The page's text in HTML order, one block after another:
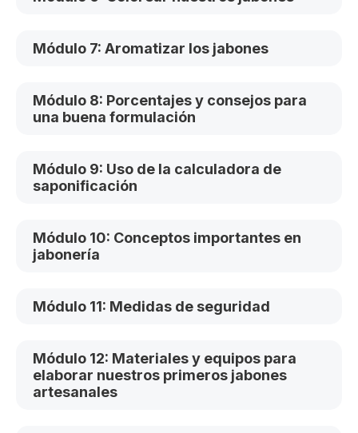
Módulo 7: Aromatizar los jabones
Módulo 8: Porcentajes y consejos para
una buena formulación
Módulo 9: Uso de la calculadora de
saponificación
Módulo 10: Conceptos importantes en
jabonería
Módulo 11: Medidas de seguridad
Módulo 12: Materiales y equipos para
elaborar nuestros primeros jabones
artesanales